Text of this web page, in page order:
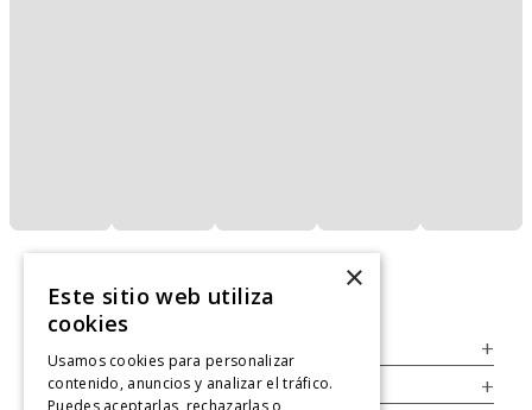
+
Legal +
×
Este sitio web utiliza
cookies
Usamos cookies para personalizar
contenido, anuncios y analizar el tráfico.
Puedes aceptarlas, rechazarlas o